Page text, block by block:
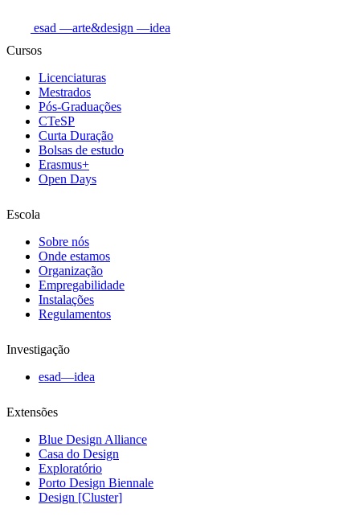
esad —arte&design —idea
Cursos
Licenciaturas
Mestrados
Pós-Graduações
CTeSP
Curta Duração
Bolsas de estudo
Erasmus+
Open Days
Escola
Sobre nós
Onde estamos
Organização
Empregabilidade
Instalações
Regulamentos
Investigação
esad—idea
Extensões
Blue Design Alliance
Casa do Design
Exploratório
Porto Design Biennale
Design [Cluster]